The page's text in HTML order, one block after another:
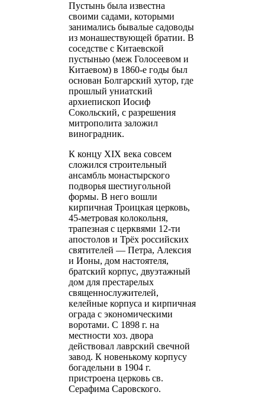
Пустынь была известна
своими садами, которыми
занимались бывалые садоводы
из монашествующей братии. В
соседстве с Китаевской
пустынью (меж Голосеевом и
Китаевом) в 1860-е годы был
основан Болгарский хутор, где
прошлый униатский
архиепископ Иосиф
Сокольский, с разрешения
митрополита заложил
виноградник.
К концу XIX века совсем
сложился строительный
ансамбль монастырского
подворья шестиугольной
формы. В него вошли
кирпичная Троицкая церковь,
45-метровая колокольня,
трапезная с церквями 12-ти
апостолов и Трёх российских
святителей — Петра, Алексия
и Ионы, дом настоятеля,
братский корпус, двуэтажный
дом для престарелых
священнослужителей,
келейные корпуса и кирпичная
ограда с экономическими
воротами. С 1898 г. на
местности хоз. двора
действовал лаврский свечной
завод. К новенькому корпусу
богадельни в 1904 г.
пристроена церковь св.
Серафима Саровского.